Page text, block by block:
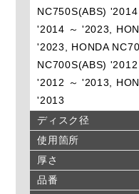
NC750S(ABS)
'2014 ～ '2023,
'2023, HONDA
NC700S(ABS)
'2012 ～ '2013,
'2013
ディスク径
使用箇所
厚さ
品番